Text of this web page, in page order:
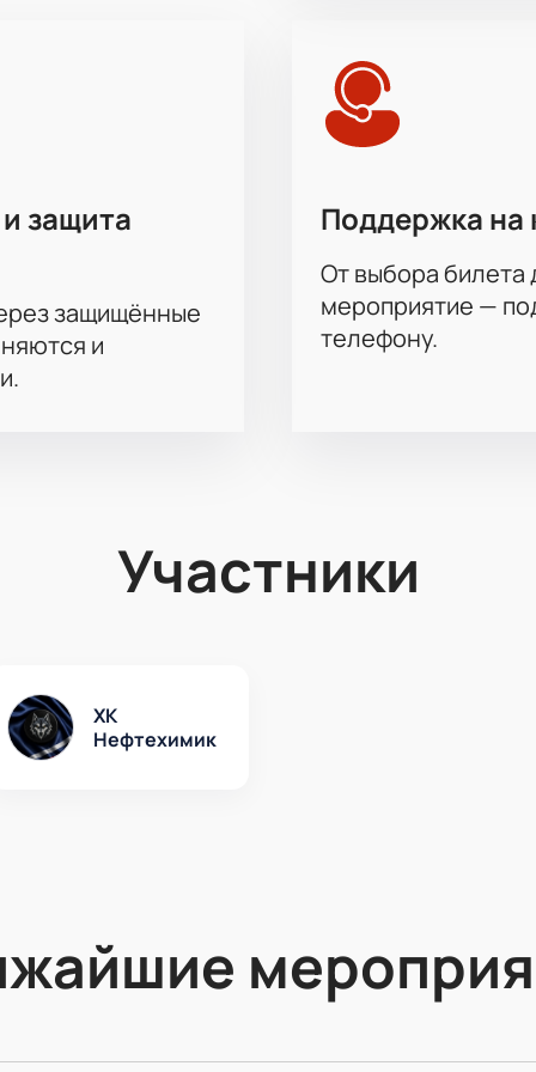
— вы заранее знаете стоимость выбранного варианта.
время, получаете гарантию подлинности и широкий
главного спортивного события: ближайшие матчи ждут
игры и выберите лучшие места для ярких
защита
защищённые
и
Поддержка на
От выбора билета
мероприятие —
телефону.
Участники
ХК
Нефтехимик